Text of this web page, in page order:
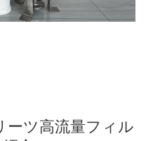
ーツ高流量フィル